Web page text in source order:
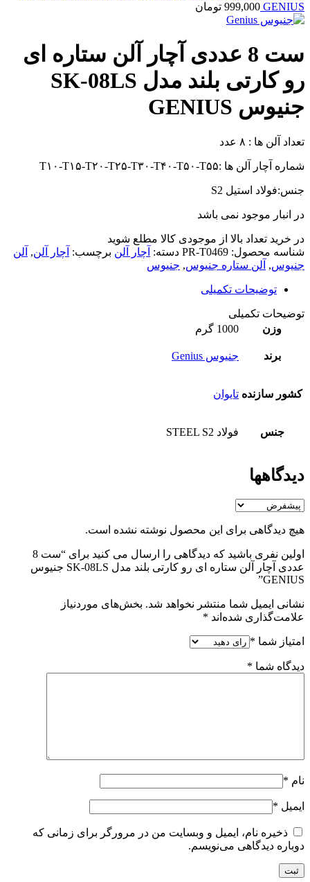
GENIUS
999,000 تومان
ست 8 عددی آچار آلن ستاره ای
رو کارتی بلند مدل SK-08LS
جنیوس GENIUS
تعداد آلن ها : ۸ عدد
شماره آچار آلن ها :T۱۰-T۱۵-T۲۰-T۲۵-T۳۰-T۴۰-T۵۰-T۵۵
جنس:فولاد استیل S2
در انبار موجود نمی باشد
در خرید تعداد بالا از موجودی کالا مطلع شوید
شناسه محصول: PR-T0469 دسته: آچار آلن برچسب: آچار آلن, آلن
جنیوس, آلن ستاره جنیوس, جنیوس
توضیحات تکمیلی
توضیحات تکمیلی
وزن
1000 گرم
برند جنیوس Genius
کشور سازنده تایوان
جنس فولاد STEEL S2
دیدگاهها
هیچ دیدگاهی برای این محصول نوشته نشده است.
اولین نفری باشید که دیدگاهی را ارسال می کنید برای “ست 8
عددی آچار آلن ستاره ای رو کارتی بلند مدل SK-08LS جنیوس
GENIUS”
نشانی ایمیل شما منتشر نخواهد شد. بخش‌های موردنیاز
علامت‌گذاری شده‌اند *
امتیاز شما *
دیدگاه شما *
نام *
ایمیل *
ذخیره نام، ایمیل و وبسایت من در مرورگر برای زمانی که
دوباره دیدگاهی می‌نویسم.